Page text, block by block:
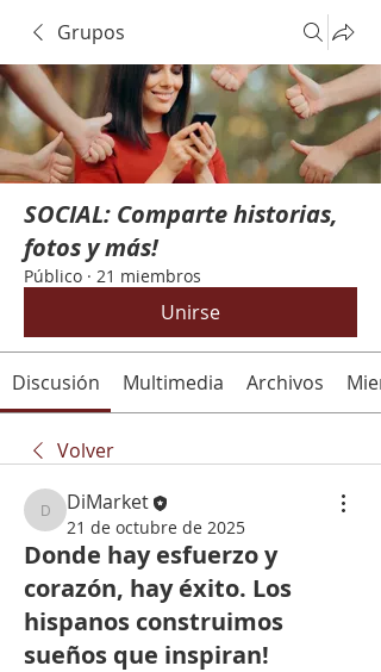
Grupos
SOCIAL: Comparte historias,
fotos y más!
Público · 21 miembros
Unirse
Discusión Multimedia Archivos
Volver
DiMarket
DiMarket
21 de octubre de 2025
Donde hay esfuerzo y
corazón, hay éxito. Los
hispanos construimos
sueños que inspiran!